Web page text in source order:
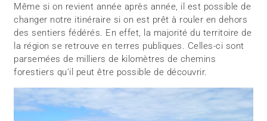
Même si on revient année après année, il est possible de
changer notre itinéraire si on est prêt à rouler en dehors
des sentiers fédérés. En effet, la majorité du territoire de
la région se retrouve en terres publiques. Celles-ci sont
parsemées de milliers de kilomètres de chemins
forestiers qu’il peut être possible de découvrir.